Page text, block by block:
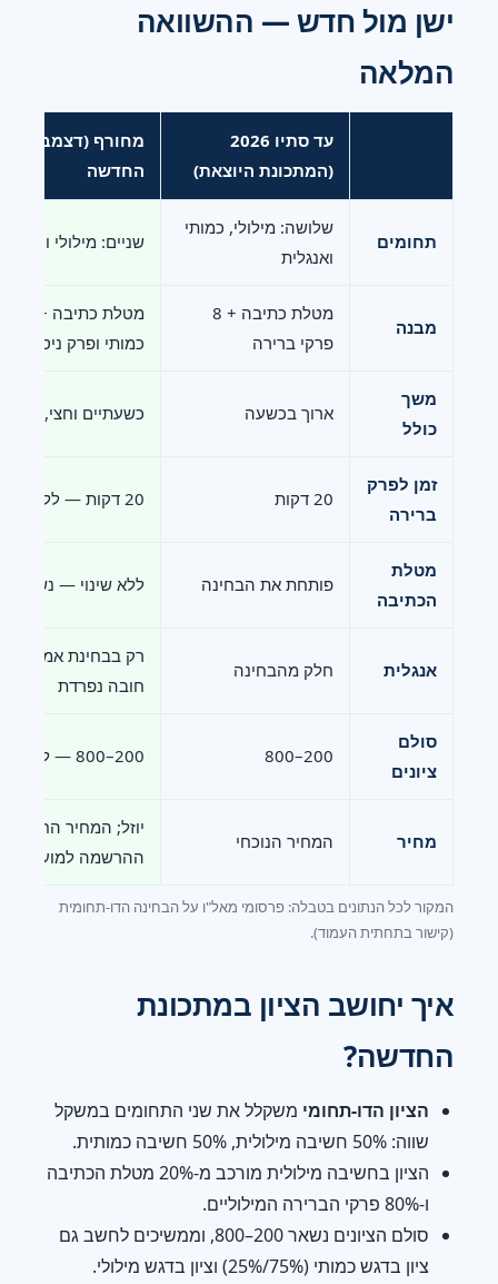
ישן מול חדש — ההשוואה
המלאה
עד סתיו 2026
(המתכונת היוצאת)
החדשה
תחומים
שלושה: מילולי, כמותי
ואנגלית
שניים: מילולי
מבנה
מטלת כתיבה + 8
פרקי ברירה
כמותי ופרק ניסיוני
משך
כולל
ארוך בכשעה כשעתיים וחצי,
זמן לפרק
ברירה
20 דקות 20 דקות — ללא שינוי
מטלת
הכתיבה
פותחת את הבחינה ללא שינוי — נשארת
אנגלית חלק מהבחינה
רק בבחינת
חובה נפרדת
סולם
ציונים
200–800 200–800 — ללא שינוי
מחיר המחיר הנוכחי
יוזל; המחיר החדש
ההרשמה למועד
המקור לכל הנתונים בטבלה: פרסומי מאל"ו על הבחינה הדו-תחומית
(קישור בתחתית העמוד).
איך יחושב הציון במתכונת
החדשה?
הציון הדו-תחומי משקלל את שני התחומים במשקל
שווה: 50% חשיבה מילולית, 50% חשיבה כמותית.
הציון בחשיבה מילולית מורכב מ-20% מטלת הכתיבה
ו-80% פרקי הברירה המילוליים.
סולם הציונים נשאר 200–800, וממשיכים לחשב גם
ציון בדגש כמותי (75%/25%) וציון בדגש מילולי.